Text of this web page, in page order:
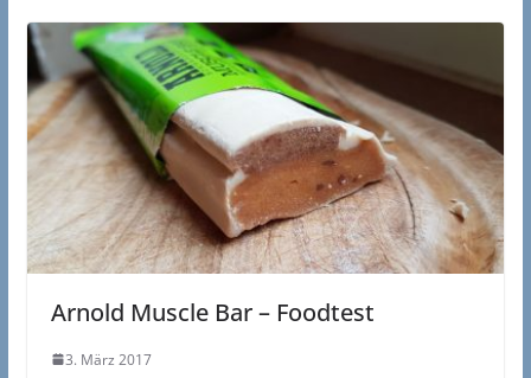
Arnold Muscle Bar – Foodtest
3. März 2017